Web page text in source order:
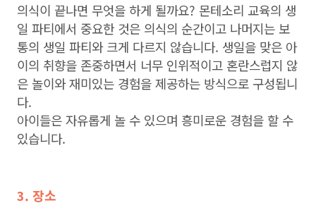
의식이 끝나면 무엇을 하게 될까요? 몬테소리 교육의 생
일 파티에서 중요한 것은 의식의 순간이고 나머지는 보
통의 생일 파티와 크게 다르지 않습니다. 생일을 맞은 아
이의 취향을 존중하면서 너무 인위적이고 혼란스럽지 않
은 놀이와 재미있는 경험을 제공하는 방식으로 구성됩니
다.
아이들은 자유롭게 놀 수 있으며 흥미로운 경험을 할 수
있습니다.
3. 장소